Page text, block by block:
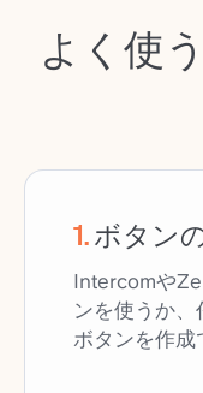
よく使
1.ボタン
Intercomや
ンを使うか
ボタンを作成